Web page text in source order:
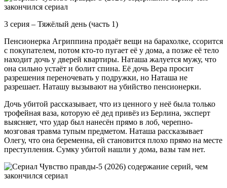
3 серия – Тяжёлый день (часть 1)
Пенсионерка Агриппина продаёт вещи на барахолке, ссорится
с покупателем, потом кто-то пугает её у дома, а позже её тело
находит дочь у дверей квартиры. Наташа жалуется мужу, что
она сильно устаёт и болит спина. Её дочь Вера просит
разрешения переночевать у подружки, но Наташа не
разрешает. Наташу вызывают на убийство пенсионерки.
Дочь убитой рассказывает, что из ценного у неё была только
трофейная ваза, которую её дед привёз из Берлина, эксперт
выясняет, что удар был нанесён прямо в лоб, черепно-
мозговая травма тупым предметом. Наташа рассказывает
Олегу, что она беременна, ей становится плохо прямо на месте
преступления. Сумку убитой нашли у дома, вазы там нет.